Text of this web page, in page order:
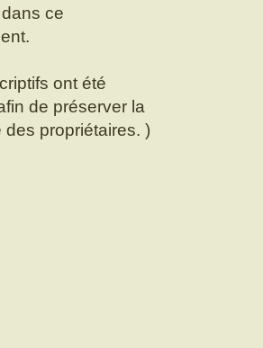
ce
ont été
de préserver la
des propriétaires. )